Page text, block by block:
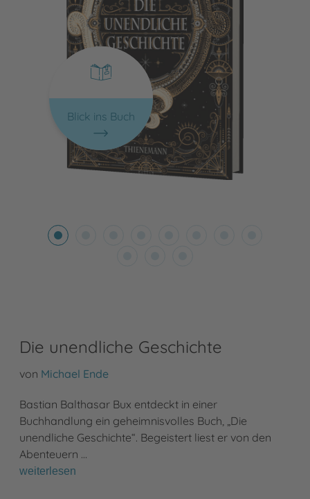
Blick ins Buch
Die unendliche Geschichte
von Michael Ende
Bastian Balthasar Bux entdeckt in einer
Buchhandlung ein geheimnisvolles Buch, „Die
unendliche Geschichte“. Begeistert liest er von den
Abenteuern …
weiterlesen